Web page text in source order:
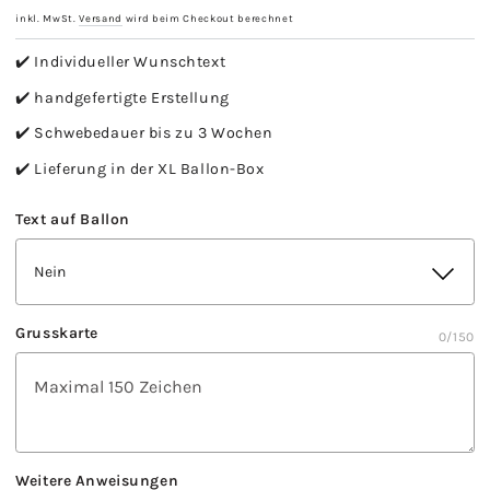
inkl. MwSt.Versand wird beim Checkout berechnet
✔️ Individueller Wunschtext
✔️ handgefertigte Erstellung
✔️ Schwebedauer bis zu 3 Wochen
✔️ Lieferung in der XL Ballon-Box